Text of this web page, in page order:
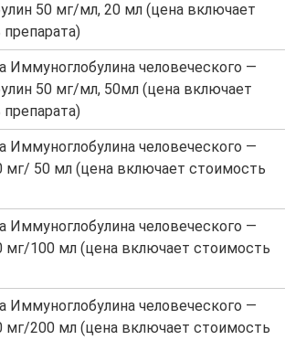
50 мг/мл, 20 мл (цена включает
Иммуноглобулина человеческого —
50 мг/мл, 50мл (цена включает
Иммуноглобулина человеческого —
мг/ 50 мл (цена включает стоимость
Иммуноглобулина человеческого —
мг/100 мл (цена включает стоимость
Иммуноглобулина человеческого —
мг/200 мл (цена включает стоимость